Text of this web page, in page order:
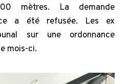
mètres. La demande
a été refusée. Les ex
sur une ordonnance
mois-ci.